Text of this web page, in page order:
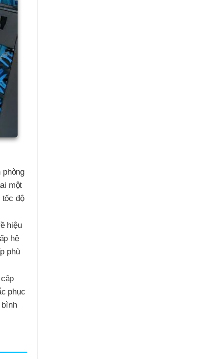
phòng
một
tốc độ
hiệu
hệ
phù
phục
bình